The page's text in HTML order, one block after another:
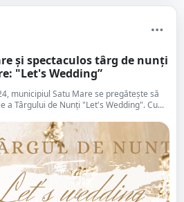
și spectaculos târg de nunți
"Let's Wedding”
municipiul Satu Mare se pregătește să
a Târgului de Nunți "Let's Wedding". Cu...